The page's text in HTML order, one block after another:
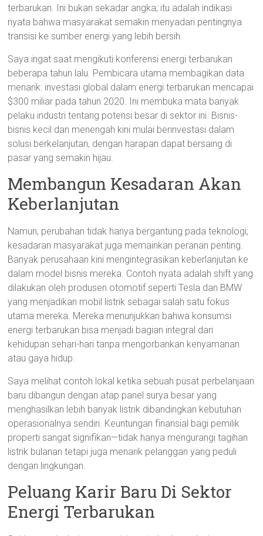
terbarukan. Ini bukan sekadar angka; itu adalah indikasi
nyata bahwa masyarakat semakin menyadari pentingnya
transisi ke sumber energi yang lebih bersih.
Saya ingat saat mengikuti konferensi energi terbarukan
beberapa tahun lalu. Pembicara utama membagikan data
menarik: investasi global dalam energi terbarukan mencapai
$300 miliar pada tahun 2020. Ini membuka mata banyak
pelaku industri tentang potensi besar di sektor ini. Bisnis-
bisnis kecil dan menengah kini mulai berinvestasi dalam
solusi berkelanjutan, dengan harapan dapat bersaing di
pasar yang semakin hijau.
Membangun Kesadaran Akan
Keberlanjutan
Namun, perubahan tidak hanya bergantung pada teknologi;
kesadaran masyarakat juga memainkan peranan penting.
Banyak perusahaan kini mengintegrasikan keberlanjutan ke
dalam model bisnis mereka. Contoh nyata adalah shift yang
dilakukan oleh produsen otomotif seperti Tesla dan BMW
yang menjadikan mobil listrik sebagai salah satu fokus
utama mereka. Mereka menunjukkan bahwa konsumsi
energi terbarukan bisa menjadi bagian integral dari
kehidupan sehari-hari tanpa mengorbankan kenyamanan
atau gaya hidup.
Saya melihat contoh lokal ketika sebuah pusat perbelanjaan
baru dibangun dengan atap panel surya besar yang
menghasilkan lebih banyak listrik dibandingkan kebutuhan
operasionalnya sendiri. Keuntungan finansial bagi pemilik
properti sangat signifikan—tidak hanya mengurangi tagihan
listrik bulanan tetapi juga menarik pelanggan yang peduli
dengan lingkungan.
Peluang Karir Baru Di Sektor
Energi Terbarukan